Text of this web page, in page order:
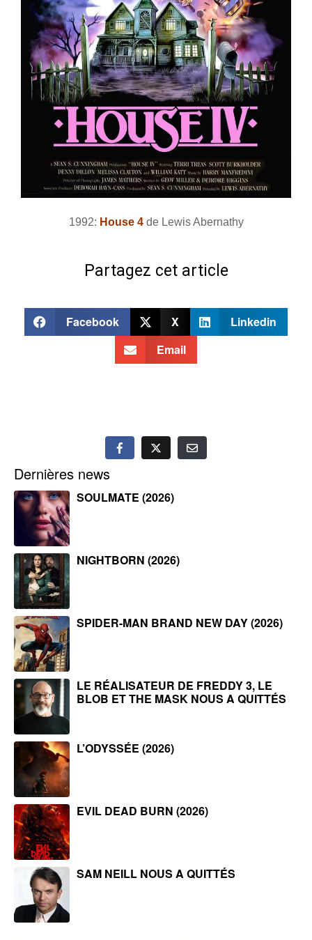
1992: House 4de Lewis Abernathy
Partagez cet article
Facebook X
Linkedin
Email
Dernières news
SOULMATE (2026)
NIGHTBORN (2026)
SPIDER-MAN BRAND NEW DAY (2026)
LE RÉALISATEUR DE FREDDY 3, LE
BLOB ET THE MASK NOUS A QUITTÉS
L’ODYSSÉE (2026)
EVIL DEAD BURN (2026)
SAM NEILL NOUS A QUITTÉS